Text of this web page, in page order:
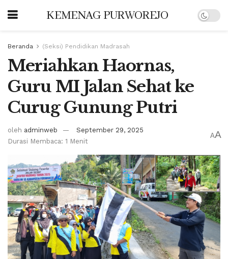
KEMENAG PURWOREJO
Beranda (Seksi) Pendidikan Madrasah
Meriahkan Haornas,
Guru MI Jalan Sehat ke
Curug Gunung Putri
oleh adminweb
September 29, 2025
Durasi Membaca: 1 Menit
AA